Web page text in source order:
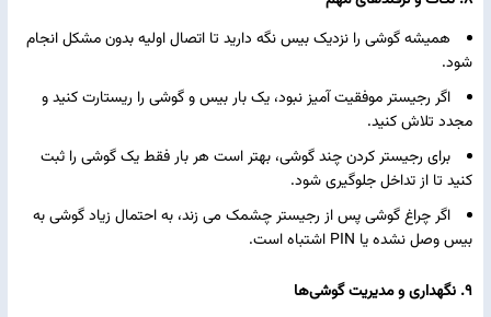
همیشه گوشی را نزدیک بیس نگه دارید تا اتصال اولیه بدون مشکل انجام
شود.
اگر رجیستر موفقیت‌ آمیز نبود، یک بار بیس و گوشی را ریستارت کنید و
مجدد تلاش کنید.
برای رجیستر کردن چند گوشی، بهتر است هر بار فقط یک گوشی را ثبت
کنید تا از تداخل جلوگیری شود.
اگر چراغ گوشی پس از رجیستر چشمک می‌ زند، به احتمال زیاد گوشی به
بیس وصل نشده یا PIN اشتباه است.
9. نگهداری و مدیریت گوشی‌ها